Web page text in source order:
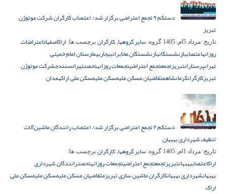
دستکم ۹ تجمع اعتراضی برگزار شد/ اعتصاب کارگران شرکت موتوژن
تبریز
تاریخ: مرداد 5ام, 1405 گروه: سایر گروهها, کارگران برچسب ها: اراکاصفهاناعتراضات
روزانهاعتصاببازنشستگانبازنشستگان مخابراتبیجاربیمارستان امام خمینی
تهرانپرستارانتبریزتجمعتجمع اعتراضیتجمعات روزانهتحصنتهرانسنندجشرکت موتوژن
تبریزکارگرانکرمانشاهمتقاضیان مسکن ملیمسکن ملیمسکن ملی اراکهمدان
دستکم ۲ تجمع اعتراضی برگزار شد/ اعتصاب رانندگان ماشین‌آلات
تنظیف شهرداری بهبهان
تاریخ: مرداد 1ام, 1405 گروه: سایر گروهها, کارگران برچسب ها:
اراکاعتصاببهبهانتبریزتجمعتجمع اعتراضیتجمعات روزانهتحصنرانندگان شهرداری
بهبهانشهرداری بهبهانکارگران ماشین سازی تبریزمتقاضیان مسکن ملیمسکن ملیمسکن ملی
اراک